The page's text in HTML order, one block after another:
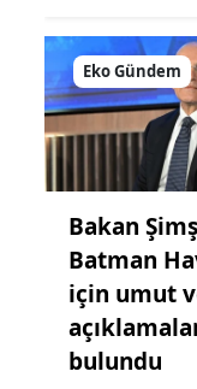
Eko Gündem
Bakan
Batman
için umut
bulundu